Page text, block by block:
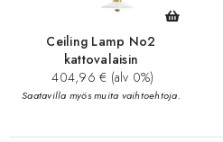
Ceiling Lamp No2
kattovalaisin
404,96 € (alv 0%)
Saatavilla myös muita vaihtoehtoja.